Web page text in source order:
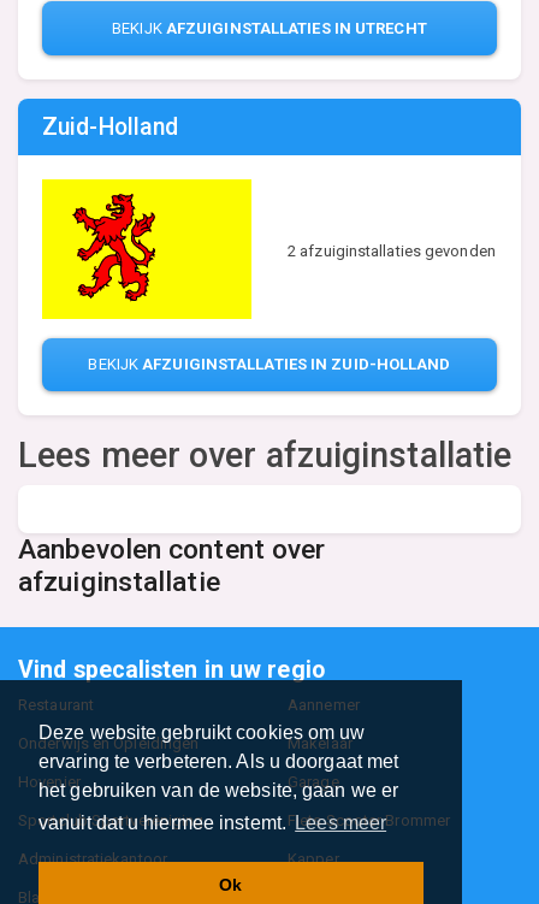
Deze website gebruikt cookies om uw
ervaring te verbeteren. Als u doorgaat met
het gebruiken van de website, gaan we er
vanuit dat u hiermee instemt.Lees meer
Ok
BEKIJK AFZUIGINSTALLATIES IN UTRECHT
Zuid-Holland
2 afzuiginstallaties gevonden
BEKIJKAFZUIGINSTALLATIES IN ZUID-HOLLAND
Lees meer over afzuiginstallatie
Aanbevolen content over
afzuiginstallatie
Vind specalisten in uw regio
Restaurant Aannemer
Onderwijs en Opleidingen Makelaar
Hovenier Garage
Sportclub Sportvereniging Fiets Scooter Brommer
Administratiekantoor Kapper
Blader door alle 1114 categorieën